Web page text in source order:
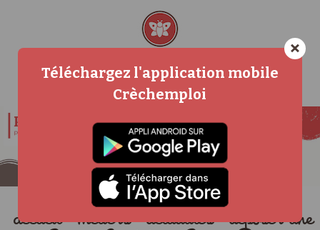
accueil métiers actualités
déposer une
×
Téléchargez l'application mobile
Crèchemploi